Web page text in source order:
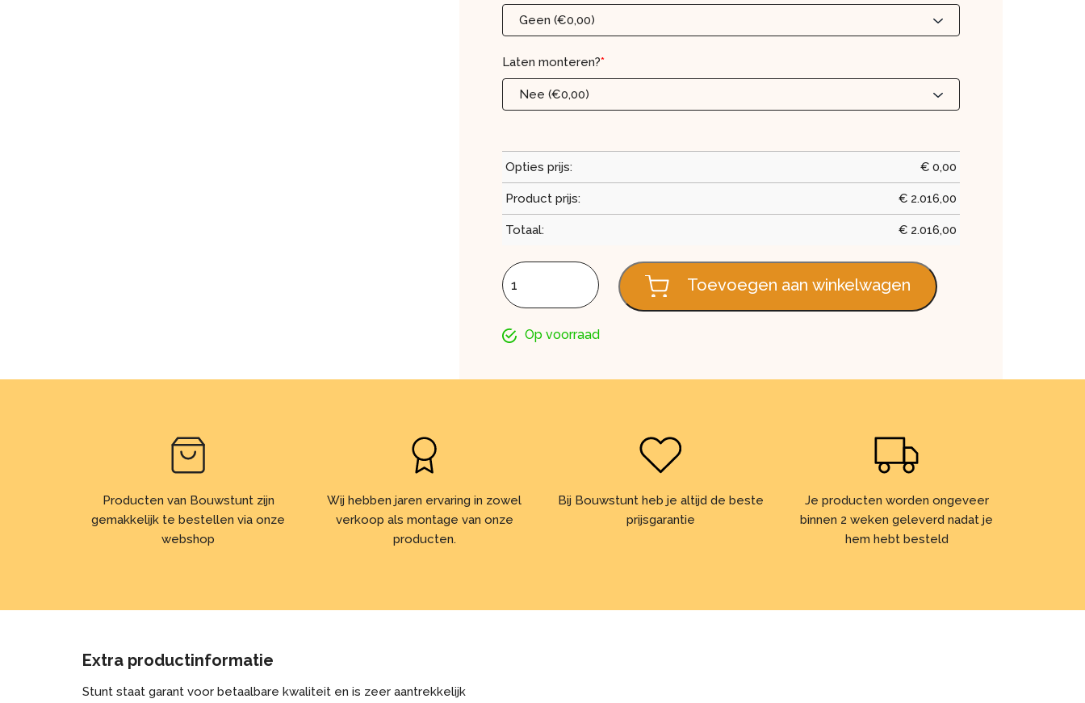
Geen (€0,00)
Laten monteren?*
Nee (€0,00)
Opties prijs: € 0,00
Product prijs: € 2.016,00
Totaal: € 2.016,00
Aluminium Veranda 500 x 350 aantal
Toevoegen aan winkelwagen
Op voorraad
Producten van Bouwstunt zijn
gemakkelijk te bestellen via onze
webshop
Wij hebben jaren ervaring in zowel
verkoop als montage van onze
producten.
Bij Bouwstunt heb je altijd de beste
prijsgarantie
Je producten worden ongeveer
binnen 2 weken geleverd nadat je
hem hebt besteld
Extra productinformatie
Stunt staat garant voor betaalbare kwaliteit en is zeer aantrekkelijk